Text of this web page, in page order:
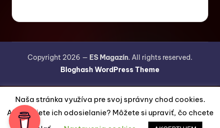
Copyright 2026 — ES Magazín. All rights reserved.
Bloghash WordPress Theme
Naša stránka využíva pre svoj správny chod cookies.
Akceptujete ich odosielanie? Môžete si upraviť, čo chcete